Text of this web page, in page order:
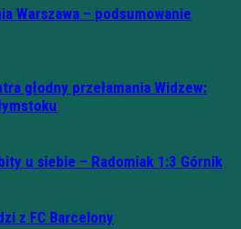
Warszawa – podsumowanie
głodny przełamania Widzew:
u siebie – Radomiak 1:3 Górnik
z FC Barcelony